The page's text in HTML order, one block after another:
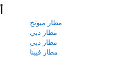
مطار ميونخ
مطار دبي
مطار دبي
مطار فيينا